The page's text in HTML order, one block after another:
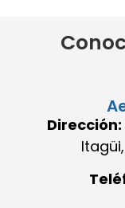
Dirección: